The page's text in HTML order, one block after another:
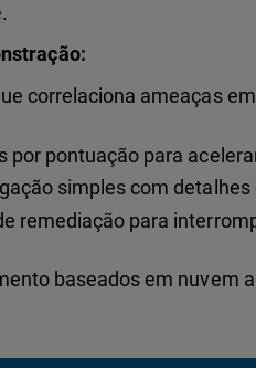
correlaciona ameaças
por pontuação para
simples com
remediação para
baseados em nuvem